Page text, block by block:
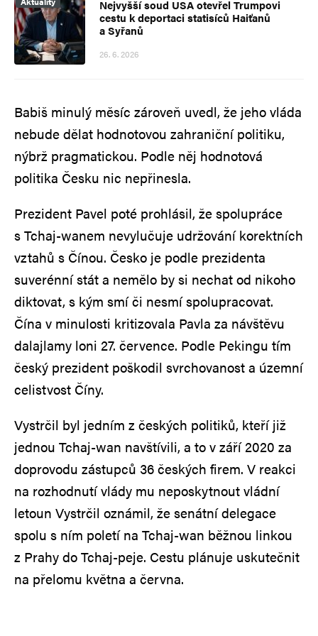
Nejvyšší soud USA otevřel Trumpovi
cestu k deportaci statisíců Haiťanů
a Syřanů
26. 6. 2026
Babiš minulý měsíc zároveň uvedl, že jeho vláda
nebude dělat hodnotovou zahraniční politiku,
nýbrž pragmatickou. Podle něj hodnotová
politika Česku nic nepřinesla.
Prezident Pavel poté prohlásil, že spolupráce
s Tchaj-wanem nevylučuje udržování korektních
vztahů s Čínou. Česko je podle prezidenta
suverénní stát a nemělo by si nechat od nikoho
diktovat, s kým smí či nesmí spolupracovat.
Čína v minulosti kritizovala Pavla za návštěvu
dalajlamy loni 27. července. Podle Pekingu tím
český prezident poškodil svrchovanost a územní
celistvost Číny.
Vystrčil byl jedním z českých politiků, kteří již
jednou Tchaj-wan navštívili, a to v září 2020 za
doprovodu zástupců 36 českých firem. V reakci
na rozhodnutí vlády mu neposkytnout vládní
letoun Vystrčil oznámil, že senátní delegace
spolu s ním poletí na Tchaj-wan běžnou linkou
z Prahy do Tchaj-peje. Cestu plánuje uskutečnit
na přelomu května a června.